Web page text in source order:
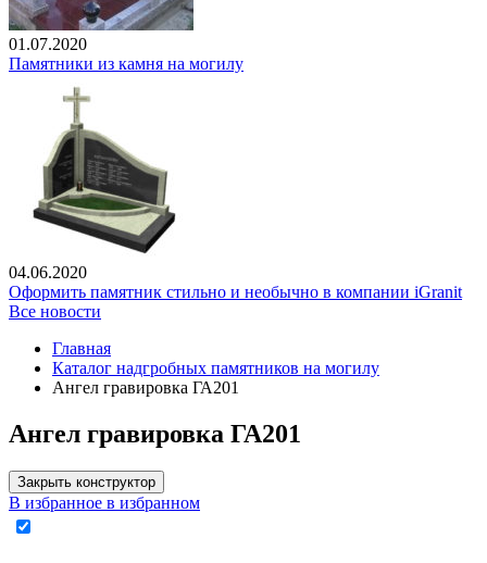
01.07.2020
Памятники из камня на могилу
04.06.2020
Оформить памятник стильно и необычно в компании iGranit
Все новости
Главная
Каталог надгробных памятников на могилу
Ангел гравировка ГА201
Ангел гравировка ГА201
Закрыть конструктор
В избранное в избранном